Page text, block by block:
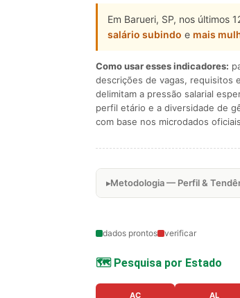
Em Barueri, SP, nos últimos
salário subindo e mais
Como usar esses indicadores:
descrições de vagas, requisitos
delimitam a pressão salarial
perfil etário e a diversidade de
com base nos microdados
Metodologia — Perfil &
dados prontos verificar
🗺️ Pesquisa por Estado
AC AL